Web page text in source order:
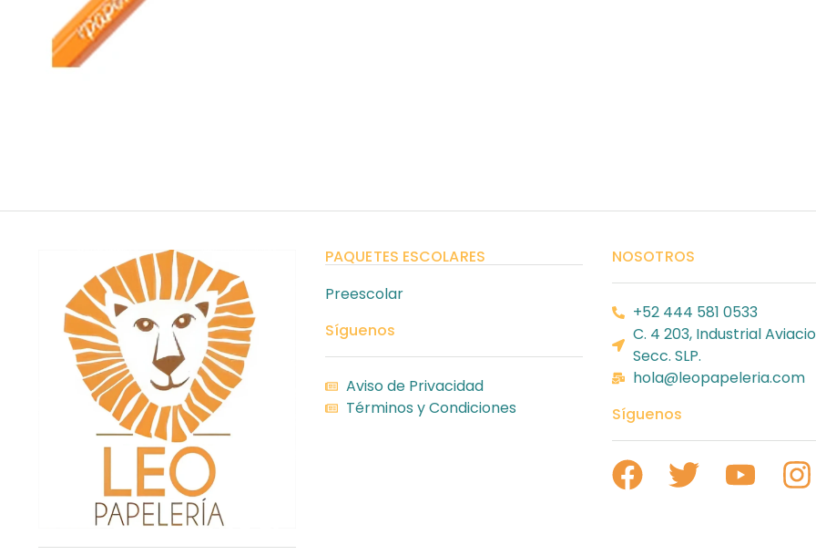
PAQUETES ESCOLARES
Preescolar
Síguenos
Aviso de Privacidad
Términos y Condiciones
NOSOTROS
+52 444 581 0533
C. 4 203, Industrial
Secc. SLP.
hola@leopapeleria.com
Síguenos